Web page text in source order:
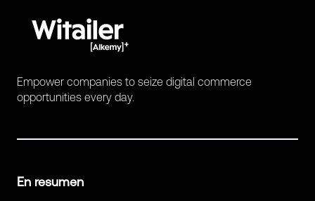
Empower companies to seize digital commerce
opportunities every day.
En resumen